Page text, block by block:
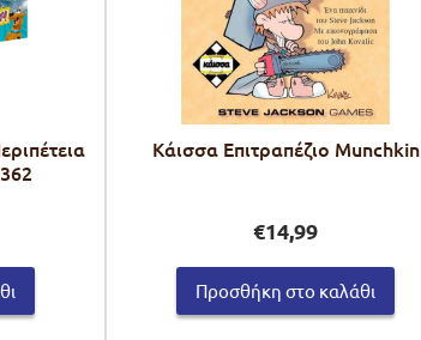
Κάισσα Επιτραπέζιο Munchkin
€14,99
Προσθήκη στο καλάθι